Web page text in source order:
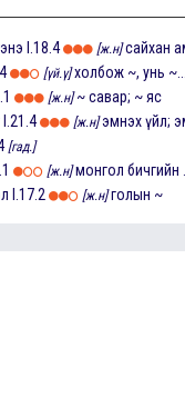
I.18.4 [ж.н] сайхан
[үй.ү] холбож ~, унь ~...
[ж.н] ~ савар; ~ яс
I.21.4 [ж.н] эмнэх үйл;
[гад.]
[ж.н] монгол бичгийн ...
I.17.2 [ж.н] голын ~